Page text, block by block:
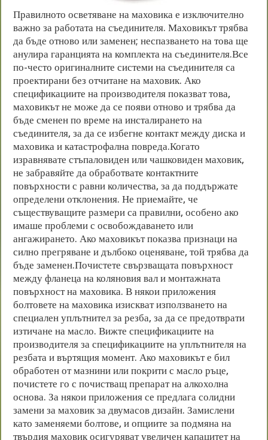
Правилното осветяване на маховика е изключително
важно за работата на съединителя. Маховикът трябва
да бъде отново или заменен; неспазването на това ще
анулира гаранцията на комплекта на съединителя.Все
по-често оригиналните системи на съединителя са
проектирани без отчитане на маховик. Ако
спецификациите на производителя показват това,
маховикът не може да се появи отново и трябва да
бъде сменен по време на инсталирането на
съединителя, за да се избегне контакт между диска и
маховика и катастрофална повреда.Когато
изравнявате стъпаловиден или чашковиден маховик,
не забравяйте да обработвате контактните
повърхности с равни количества, за да поддържате
определени отклонения. Не приемайте, че
съществуващите размери са правилни, особено ако
имаше проблеми с освобождаването или
ангажирането. Ако маховикът показва признаци на
силно прегряване и дълбоко оценяване, той трябва да
бъде заменен.Почистете свързващата повърхност
между фланеца на коляновия вал и монтажната
повърхност на маховика. В някои приложения
болтовете на маховика изискват използването на
специален уплътнител за резба, за да се предотврати
изтичане на масло. Вижте спецификациите на
производителя за спецификациите на уплътнителя на
резбата и въртящия момент. Ако маховикът е бил
обработен от мазнини или покрити с масло ръце,
почистете го с почистващ препарат на алкохолна
основа. За някои приложения се предлага солидни
замени за маховик за двумасов дизайн. Замислени
като заменяеми болтове, и опциите за подмяна на
твърдия маховик осигуряват увеличен капацитет на